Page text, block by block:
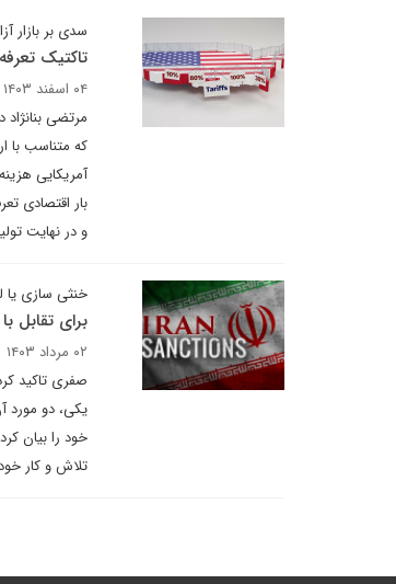
سدی بر بازار
تاکتیک تعرفه‌‎ای ترامپ
۰۴ اسفند ۱۴۰۳
مرتضی
که متناسب با
آمریکایی
بار اقتصادی
و در نهایت
خنثی سازی یا
برای تقابل
۰۲ مرداد ۱۴۰۳
یکی، دو
خود را بیان
تلاش و کار